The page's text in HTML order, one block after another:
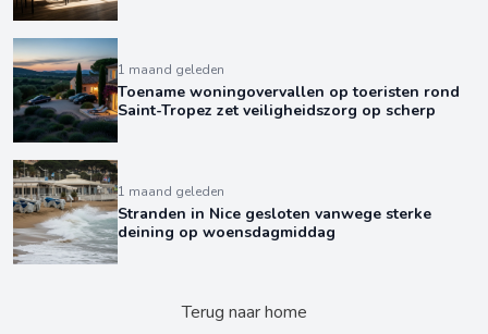
1 maand geleden
Toename woningovervallen op toeristen rond
Saint-Tropez zet veiligheidszorg op scherp
1 maand geleden
Stranden in Nice gesloten vanwege sterke
deining op woensdagmiddag
Terug naar home